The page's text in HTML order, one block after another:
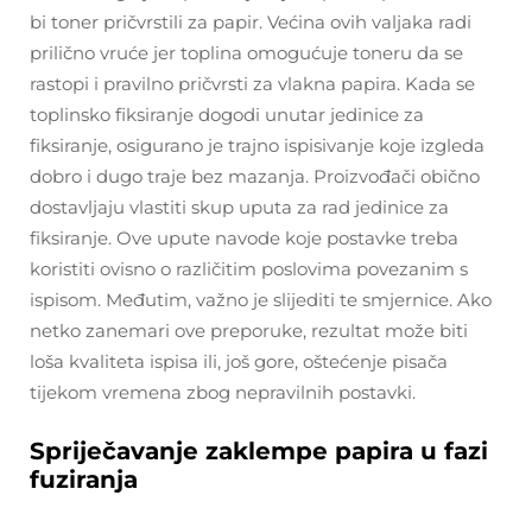
bi toner pričvrstili za papir. Većina ovih valjaka radi
prilično vruće jer toplina omogućuje toneru da se
rastopi i pravilno pričvrsti za vlakna papira. Kada se
toplinsko fiksiranje dogodi unutar jedinice za
fiksiranje, osigurano je trajno ispisivanje koje izgleda
dobro i dugo traje bez mazanja. Proizvođači obično
dostavljaju vlastiti skup uputa za rad jedinice za
fiksiranje. Ove upute navode koje postavke treba
koristiti ovisno o različitim poslovima povezanim s
ispisom. Međutim, važno je slijediti te smjernice. Ako
netko zanemari ove preporuke, rezultat može biti
loša kvaliteta ispisa ili, još gore, oštećenje pisača
tijekom vremena zbog nepravilnih postavki.
Spriječavanje zaklempe papira u fazi
fuziranja